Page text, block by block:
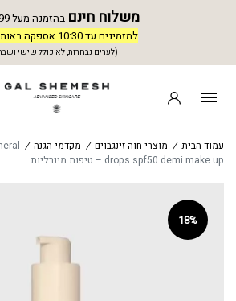
משלוח חינם בהזמנה מעל 199 ש״ח
למזמינים עד 10:30 אספקה באותו היום
(לערים נבחרות, לא כולל שישי
עמוד הבית / מוצרי חוה זינגבוים / מקדמי הגנה /
drops spf50 demi make up – טיפות מינרליות
18%